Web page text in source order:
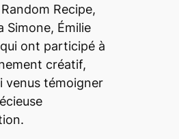
Recipe,
Simone, Émilie
ont participé à
créatif,
venus témoigner